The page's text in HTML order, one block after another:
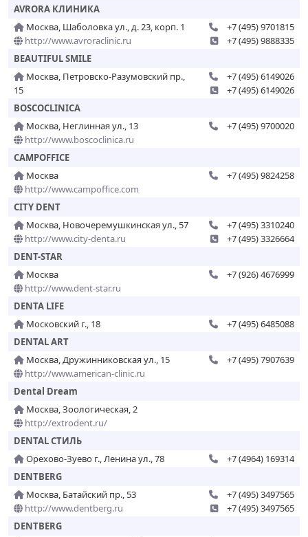
AVRORA КЛИНИКА
Москва, Шаболовка ул., д. 23, корп. 1
http://www.avroraclinic.ru
+7 (495) 9701815
+7 (495) 9888335
BEAUTIFUL SMILE
Москва, Петровско-Разумовский пр.,
15
+7 (495) 6149026
+7 (495) 6149026
BOSCOCLINICA
Москва, Неглинная ул., 13
http://www.boscoclinica.ru
+7 (495) 9700020
CAMPOFFICE
Москва
http://www.campoffice.com
+7 (495) 9824258
CITY DENT
Москва, Новочеремушкинская ул., 57
http://www.city-denta.ru
+7 (495) 3310240
+7 (495) 3326664
DENT-STAR
Москва
http://www.dent-star.ru
+7 (926) 4676999
DENTA LIFE
Московский г., 18
+7 (495) 6485088
DENTAL ART
Москва, Дружинниковская ул., 15
http://www.american-clinic.ru
+7 (495) 7907639
Dental Dream
Москва, Зоологическая, 2
http://extrodent.ru/
DENTAL СТИЛЬ
Орехово-Зуево г., Ленина ул., 78
+7 (4964) 169314
DENTBERG
Москва, Батайский пр., 53
http://www.dentberg.ru
+7 (495) 3497565
+7 (495) 3497565
DENTBERG